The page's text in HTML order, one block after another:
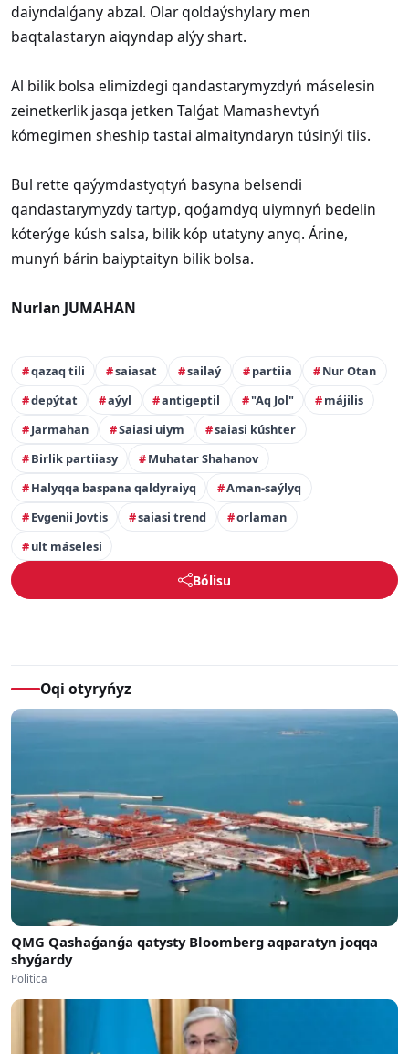
daiyndalǵany abzal. Olar qoldaýshylary men
baqtalastaryn aiqyndap alýy shart.
Al bilik bolsa elimizdegi qandastarymyzdyń máselesin
zeinetkerlik jasqa jetken Talǵat Mamashevtyń
kómegimen sheship tastai almaityndaryn túsinýi tiis.
Bul rette qaýymdastyqtyń basyna belsendi
qandastarymyzdy tartyp, qoǵamdyq uiymnyń bedelin
kóterýge kúsh salsa, bilik kóp utatyny anyq. Árine,
munyń bárin baiyptaityn bilik bolsa.
Nurlan JUMAHAN
qazaq tili saiasat sailaý partiia
Nur Otan
depýtat
aýyl antigeptil "Aq Jol"
májilis
Jarmahan
Saiasi uiym
saiasi kúshter
Birlik partiiasy
Muhatar Shahanov
Halyqqa baspana qaldyraiyq
Aman-saýlyq
Evgenii Jovtis
saiasi trend
orlaman
ult máselesi
Bólisu
Oqi otyryńyz
QMG Qashaǵanǵa qatysty Bloomberg aqparatyn joqqa
shyǵardy
Politica